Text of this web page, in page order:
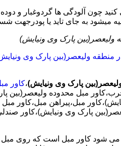
چون آلودگی ها گردوغبار و
به جای تاید یا پودرجهت
ولیعصر(بین پارک وی ونیایش)
منطقه ولیعصر(بین پارک وی
پارک وی ونیایش)،کاور
مبل،پیراهن مبل،کاور
پارک وی ونیایش)،کاور
شود کاور مبل است که روی مبل